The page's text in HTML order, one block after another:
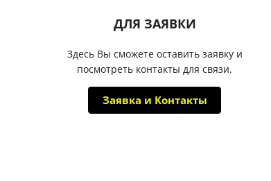
ДЛЯ ЗАЯВКИ
Здесь Вы сможете оставить заявку и
посмотреть контакты для связи.
Заявка и Контакты